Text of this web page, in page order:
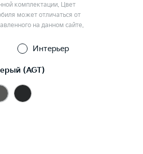
комплектации. Цвет
может отличаться от
на данном сайте.
Интерьер
(AGT)